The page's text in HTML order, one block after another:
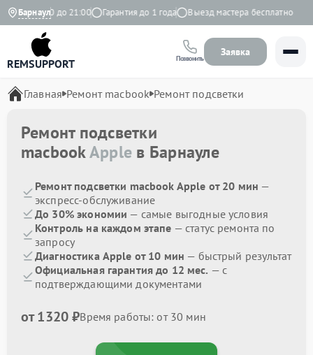
Барнаул
с 9:00 до 21:00 Гарантия до 1 года Выезд мастера бесплатно
REMSUPPORT Позвонить
Заявка
Главная Ремонт macbook Ремонт подсветки
Ремонт подсветки
macbookApple в Барнауле
Ремонт подсветки macbook Apple от 20 мин —
экспресс-обслуживание
До 30% экономии — самые выгодные условия
Контроль на каждом этапе — статус ремонта по
запросу
Диагностика Apple от 10 мин — быстрый результат
Официальная гарантия до 12 мес. — с
подтверждающими документами
от 1320 ₽Время работы: от 30 мин